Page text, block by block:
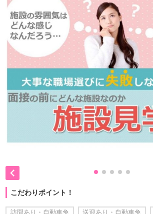

こだわりポイント！
訪問あり・自動車免
送迎あり・自動車免